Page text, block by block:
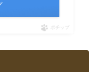
ポチップ